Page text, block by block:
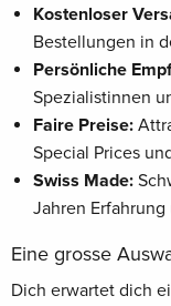
Kostenloser
Bestellungen in
Persönliche
Spezialistinnen
Faire Preise:
Special Prices
Swiss Made:
Jahren
Eine grosse
Dich erwartet dich